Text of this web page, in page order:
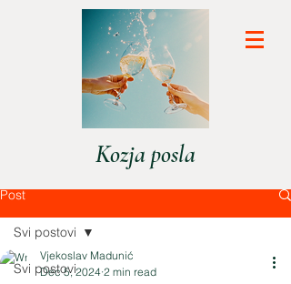
Kozja posla
Post
Svi postovi
Svi postovi
Vjekoslav Madunić
Dec 5, 2024 2 min read